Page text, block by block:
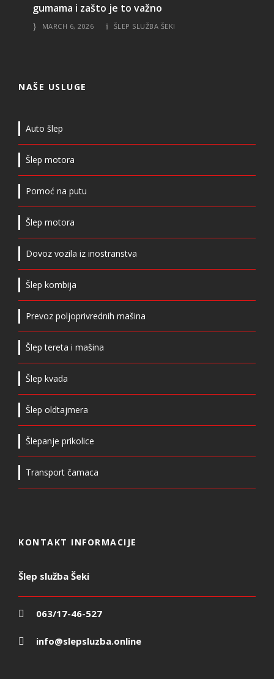
gumama i zašto je to važno
MARCH 6, 2026 ŠLEP SLUŽBA ŠEKI
NAŠE USLUGE
Auto šlep
Šlep motora
Pomoć na putu
Šlep motora
Dovoz vozila iz inostranstva
Šlep kombija
Prevoz poljoprivrednih mašina
Šlep tereta i mašina
Šlep kvada
Šlep oldtajmera
Šlepanje prikolice
Transport čamaca
KONTAKT INFORMACIJE
Šlep služba Šeki
063/17-46-527
info@slepsluzba.online